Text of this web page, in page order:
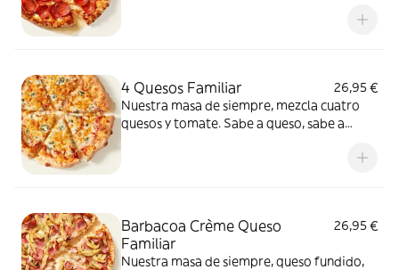
4 Quesos Familiar
26,95 €
Nuestra masa de siempre, mezcla cuatro
quesos y tomate. Sabe a queso, sabe a
Barbacoa Crème Queso
Familiar
26,95 €
Nuestra masa de siempre, queso fundido,